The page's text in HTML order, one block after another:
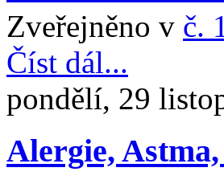
Zveřejněno v č.
Číst dál...
pondělí, 29
Alergie,